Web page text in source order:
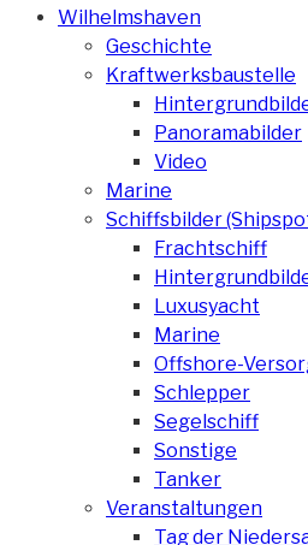
Wilhelmshaven
Geschichte
Kraftwerksbaustelle
Panoramabilder
Video
Marine
Schiffsbilder
Frachtschiff
Luxusyacht
Marine
Offshore-
Schlepper
Segelschiff
Sonstige
Tanker
Veranstaltungen
Tag der